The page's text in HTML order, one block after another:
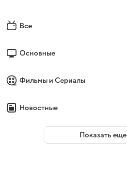
Все
Основные
Фильмы и Сериалы
Новостные
Показать еще